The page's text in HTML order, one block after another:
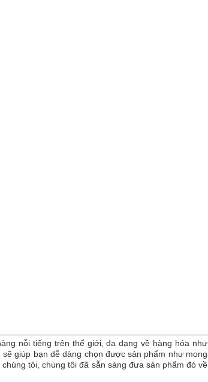
nỗi tiếng trên thế giới, đa dạng về hàng hóa như
giúp bạn dễ dàng chọn được sản phẩm như mong
tôi, chúng tôi đã sẵn sàng đưa sản phẩm đó về